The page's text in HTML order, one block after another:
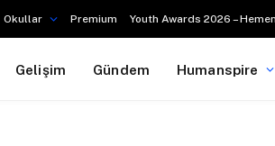
Okullar Premium Youth Awards 2026 –
Gelişim Gündem Humanspire